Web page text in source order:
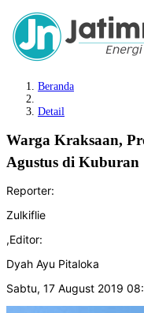
Beranda
Detail
Warga Kraksaan,
Agustus di Kuburan
Reporter:
Zulkiflie
,Editor:
Dyah Ayu Pitaloka
Sabtu, 17 August 2019